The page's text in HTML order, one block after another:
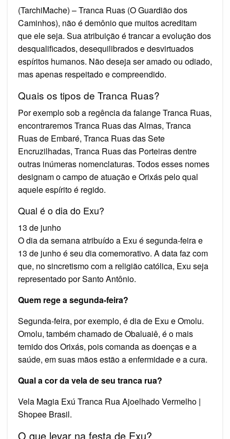
(TarchiMache) – Tranca Ruas (O Guardião dos
Caminhos), não é demônio que muitos acreditam
que ele seja. Sua atribuição é trancar a evolução dos
desqualificados, desequilibrados e desvirtuados
espíritos humanos. Não deseja ser amado ou odiado,
mas apenas respeitado e compreendido.
Quais os tipos de Tranca Ruas?
Por exemplo sob a regência da falange Tranca Ruas,
encontraremos Tranca Ruas das Almas, Tranca
Ruas de Embaré, Tranca Ruas das Sete
Encruzilhadas, Tranca Ruas das Porteiras dentre
outras inúmeras nomenclaturas. Todos esses nomes
designam o campo de atuação e Orixás pelo qual
aquele espírito é regido.
Qual é o dia do Exu?
13 de junho
O dia da semana atribuído a Exu é segunda-feira e
13 de junho é seu dia comemorativo. A data faz com
que, no sincretismo com a religião católica, Exu seja
representado por Santo Antônio.
Quem rege a segunda-feira?
Segunda-feira, por exemplo, é dia de Exu e Omolu.
Omolu, também chamado de Obaluaiê, é o mais
temido dos Orixás, pois comanda as doenças e a
saúde, em suas mãos estão a enfermidade e a cura.
Qual a cor da vela de seu tranca rua?
Vela Magia Exú Tranca Rua Ajoelhado Vermelho |
Shopee Brasil.
O que levar na festa de Exu?